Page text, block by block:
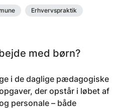
Erhvervspraktik
med børn?
i de daglige pædagogiske
der opstår i løbet af
personale – både